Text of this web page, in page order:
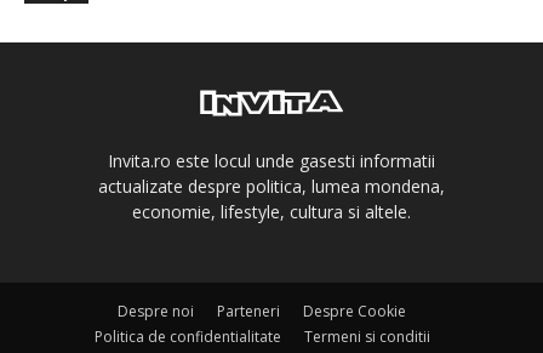
Invita.ro este locul unde gasesti informatii
actualizate despre politica, lumea mondena,
economie, lifestyle, cultura si altele.
Despre noi Parteneri
Despre Cookie
Politica de confidentialitate
Termeni si conditii